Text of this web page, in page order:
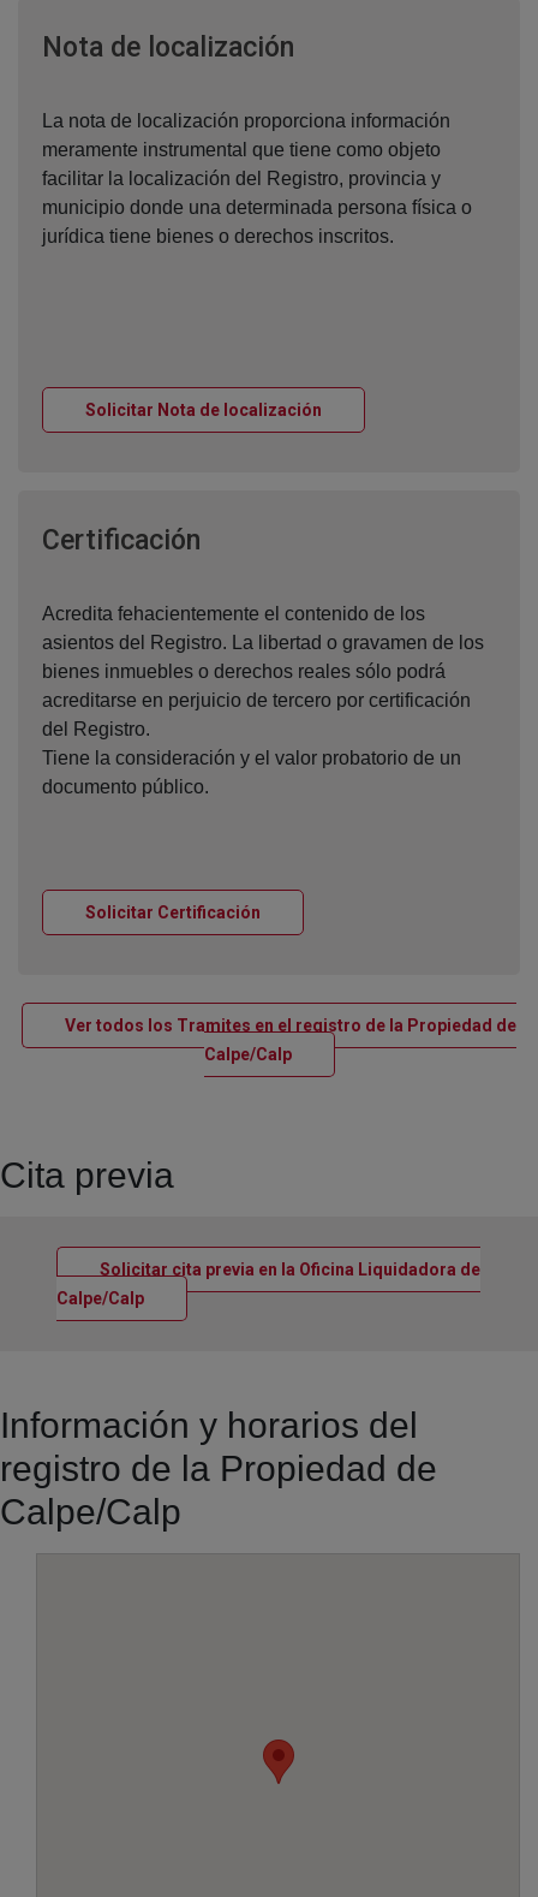
Nota de localización
La nota de localización proporciona información
meramente instrumental que tiene como objeto
facilitar la localización del Registro, provincia y
municipio donde una determinada persona física o
jurídica tiene bienes o derechos inscritos.
Solicitar Nota de localización
Certificación
Acredita fehacientemente el contenido de los
asientos del Registro. La libertad o gravamen de los
bienes inmuebles o derechos reales sólo podrá
acreditarse en perjuicio de tercero por certificación
del Registro.
Tiene la consideración y el valor probatorio de un
documento público.
Solicitar Certificación
Ver todos los Tramites en el registro de la Propiedad de
Calpe/CalpVentana nueva
Cita previa
Solicitar cita previa en la Oficina Liquidadora de
Calpe/CalpVentana nueva
Información y horarios del
registro de la Propiedad de
Calpe/Calp